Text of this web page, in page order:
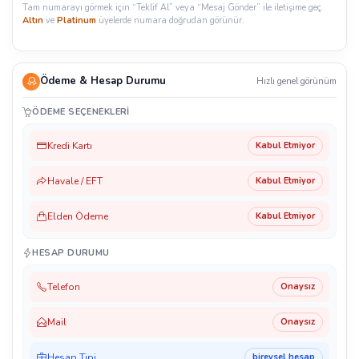
Tam numarayı görmek için “Teklif Al” veya “Mesaj Gönder” ile iletişime geç.
Altın ve Platinum üyelerde numara doğrudan görünür.
Ödeme & Hesap Durumu Hızlı genel görünüm
ÖDEME SEÇENEKLERI
Kredi Kartı Kabul Etmiyor
Havale / EFT Kabul Etmiyor
Elden Ödeme Kabul Etmiyor
HESAP DURUMU
Telefon Onaysız
Mail Onaysız